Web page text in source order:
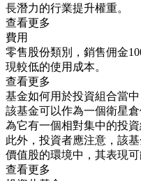
長潛力的行業提升權重。
查看更多
費用
零售股份類別，銷售佣金
現較低的使用成本。
查看更多
基金如何用於投資組合當中
該基金可以作為一個衛星
為它有一個相對集中的投
此外，投資者應注意，該
價值股的環境中，其表現
查看更多